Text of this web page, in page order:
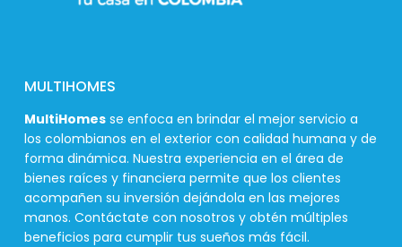
MULTIHOMES
MultiHomes se enfoca en brindar el mejor servicio a
los colombianos en el exterior con calidad humana y de
forma dinámica. Nuestra experiencia en el área de
bienes raíces y financiera permite que los clientes
acompañen su inversión dejándola en las mejores
manos. Contáctate con nosotros y obtén múltiples
beneficios para cumplir tus sueños más fácil.